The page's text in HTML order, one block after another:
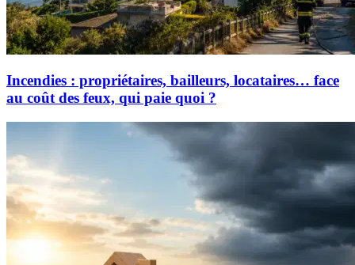
Incendies : propriétaires, bailleurs, locataires… face
au coût des feux, qui paie quoi ?